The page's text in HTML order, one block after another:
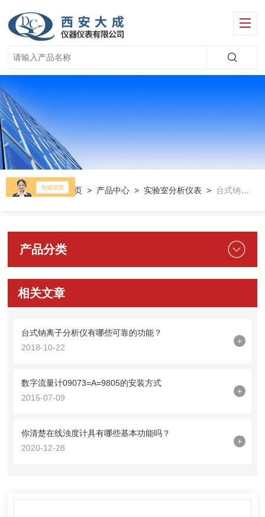
当前位置： 首页 > 产品中心 > 实验室分析仪表 > 台式钠离子分析仪
产品分类
相关文章
台式钠离子分析仪有哪些可靠的功能？
2018-10-22
+
数字流量计09073=A=9805的安装方式
2015-07-09
+
你清楚在线浊度计具有哪些基本功能吗？
2020-12-28
+